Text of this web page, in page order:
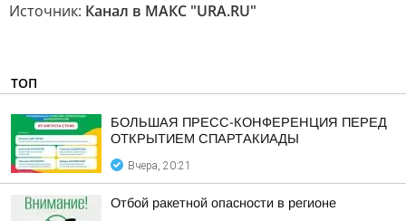
Источник: Канал в МАКС "URA.RU"
ТОП
БОЛЬШАЯ ПРЕСС-КОНФЕРЕНЦИЯ ПЕРЕД
ОТКРЫТИЕМ СПАРТАКИАДЫ
Вчера, 20:21
Отбой ракетной опасности в регионе